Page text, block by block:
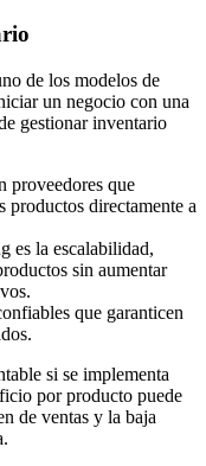
de los modelos de
un negocio con una
gestionar inventario
proveedores que
productos directamente a
es la escalabilidad,
sin aumentar
que garanticen
si se implementa
por producto puede
de ventas y la baja